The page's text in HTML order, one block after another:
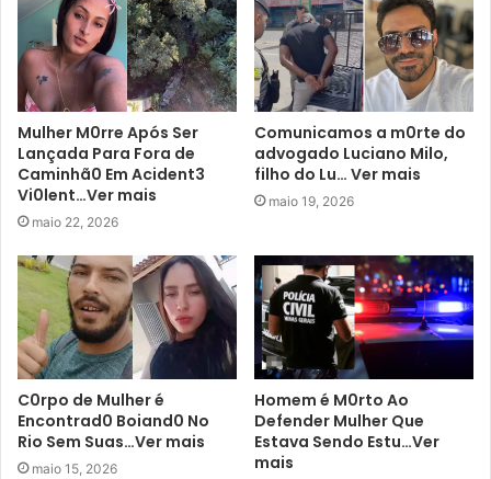
Mulher M0rre Após Ser
Lançada Para Fora de
Caminhã0 Em Acident3
Vi0lent…Ver mais
maio 22, 2026
Comunicamos a m0rte do
advogado Luciano Milo,
filho do Lu… Ver mais
maio 19, 2026
C0rpo de Mulher é
Encontrad0 Boiand0 No
Rio Sem Suas…Ver mais
maio 15, 2026
Homem é M0rto Ao
Defender Mulher Que
Estava Sendo Estu…Ver
mais